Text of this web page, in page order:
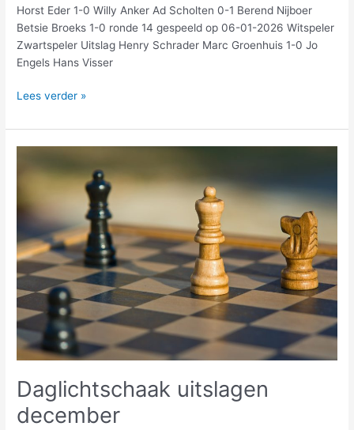
Horst Eder 1-0 Willy Anker Ad Scholten 0-1 Berend Nijboer
Betsie Broeks 1-0 ronde 14 gespeeld op 06-01-2026 Witspeler
Zwartspeler Uitslag Henry Schrader Marc Groenhuis 1-0 Jo
Engels Hans Visser
Lees verder »
Daglichtschaak uitslagen
december
uitslagen